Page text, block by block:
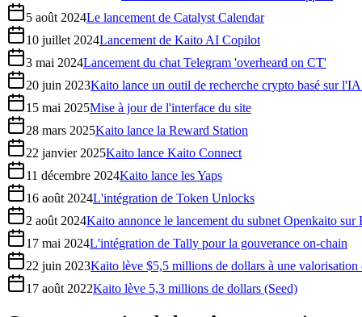
5 août 2024Le lancement de Catalyst Calendar
10 juillet 2024Lancement de Kaito AI Copilot
3 mai 2024Lancement du chat Telegram 'overheard on CT'
20 juin 2023Kaito lance un outil de recherche crypto basé sur
15 mai 2025Mise à jour de l'interface du site
28 mars 2025Kaito lance la Reward Station
22 janvier 2025Kaito lance Kaito Connect
11 décembre 2024Kaito lance les Yaps
16 août 2024L'intégration de Token Unlocks
2 août 2024Kaito annonce le lancement du subnet Openkaito sur
17 mai 2024L'intégration de Tally pour la gouverance on-chain
22 juin 2023Kaito lève $5,5 millions de dollars à une
17 août 2022Kaito lève 5,3 millions de dollars (Seed)